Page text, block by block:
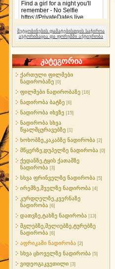
შეტყობინების დამატებისთვის საჭიროა
ავტორიზაცია და ფორუმში აქტიურობა
კატეგორია
ქართული ფილმები
ნადირობაზე [0]
ფილმები ნადირობაზე [16]
ნადირობა ბატზე [6]
ნადირობა იხვზე [15]
ნადირობა სხვა
წყალმცურავებზე [1]
ხოხობზე,კაკაბზე ნადირობა [2]
მწყერზე,დუპელზე ნადირობა [0]
ქედანზე,ტყის ქათამზე
ნადირობა [3]
სხვა ფრინველზე ნადირობა [5]
ირემზე,შველზე ნადირობა [4]
კურდღელზე,კვერნაზე
ნადირობა [6]
დათვზე,ტახზე ნადირობა [13]
მგლებზე,მელიებზე,ტურებზე
ნადირობა [6]
აფრიკაში ნადირობა [2]
სხვა ცხოველზე ნადირობა [5]
ვიდეოგაკვეთილი [3]